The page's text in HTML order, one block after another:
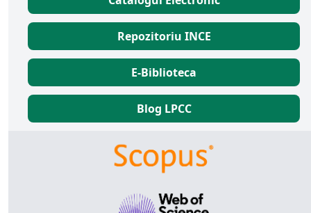
Repozitoriu INCE
E-Biblioteca
Blog LPCC